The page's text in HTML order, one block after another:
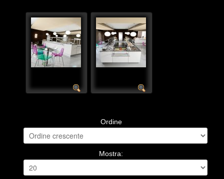
Ordine
Mostra: